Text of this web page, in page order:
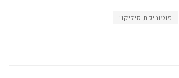
פוטוניקת סיליקון